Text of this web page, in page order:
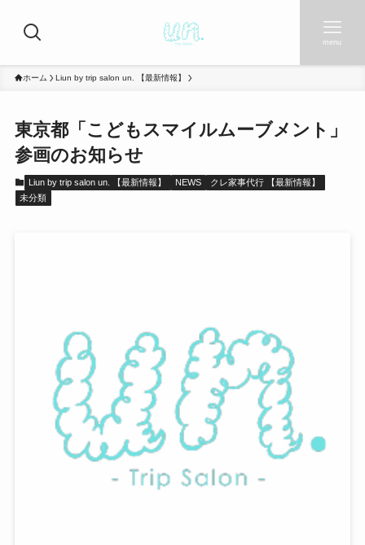
menu
ホーム Liun by trip salon un. 【最新情報】
東京都「こどもスマイルムーブメント」
参画のお知らせ
Liun by trip salon un. 【最新情報】 NEWS
クレ家事代行 【最新情報】
未分類